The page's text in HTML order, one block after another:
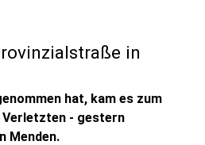
in
hat, kam es zum
- gestern
Menden.